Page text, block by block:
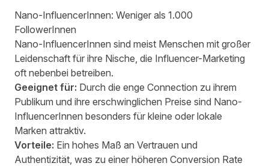
Nano-InfluencerInnen: Weniger als 1.000
FollowerInnen
Nano-InfluencerInnen sind meist Menschen mit großer
Leidenschaft für ihre Nische, die Influencer-Marketing
oft nebenbei betreiben.
Geeignet für: Durch die enge Connection zu ihrem
Publikum und ihre erschwinglichen Preise sind Nano-
InfluencerInnen besonders für kleine oder lokale
Marken attraktiv.
Vorteile: Ein hohes Maß an Vertrauen und
Authentizität, was zu einer höheren Conversion Rate